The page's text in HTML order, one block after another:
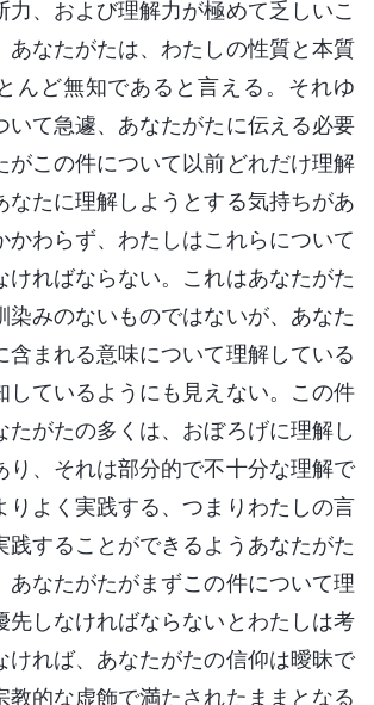
力、および理解力が極めて乏しいこ
あなたがたは、わたしの性質と本質
んど無知であると言える。それゆ
いて急遽、あなたがたに伝える必要
がこの件について以前どれだけ理解
なたに理解しようとする気持ちがあ
かわらず、わたしはこれらについて
ければならない。これはあなたがた
染みのないものではないが、あなた
含まれる意味について理解している
しているようにも見えない。この件
たがたの多くは、おぼろげに理解し
り、それは部分的で不十分な理解で
りよく実践する、つまりわたしの言
践することができるようあなたがた
あなたがたがまずこの件について理
先しなければならないとわたしは考
ければ、あなたがたの信仰は曖昧で
教的な虚飾で満たされたままとなる